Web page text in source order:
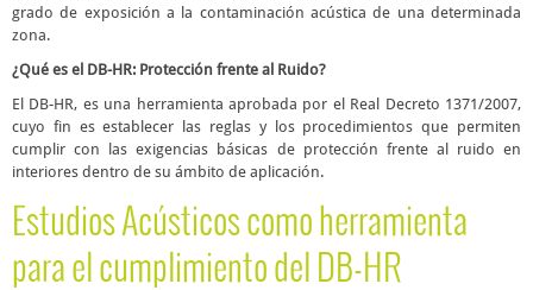
grado de exposición a la contaminación acústica de una determinada
zona.
¿Qué es el DB-HR: Protección frente al Ruido?
El DB-HR, es una herramienta aprobada por el Real Decreto 1371/2007,
cuyo fin es establecer las reglas y los procedimientos que permiten
cumplir con las exigencias básicas de protección frente al ruido en
interiores dentro de su ámbito de aplicación.
Estudios Acústicoscomo herramienta
para el cumplimiento del DB-HR